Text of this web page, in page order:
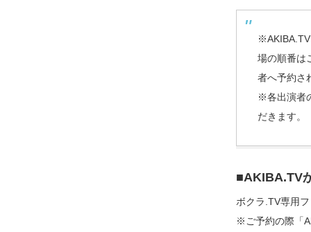
場の順番は
者へ予約さ
※各出演者
だきます。
■AKIBA.TV
ボクラ.TV専用
※ご予約の際「